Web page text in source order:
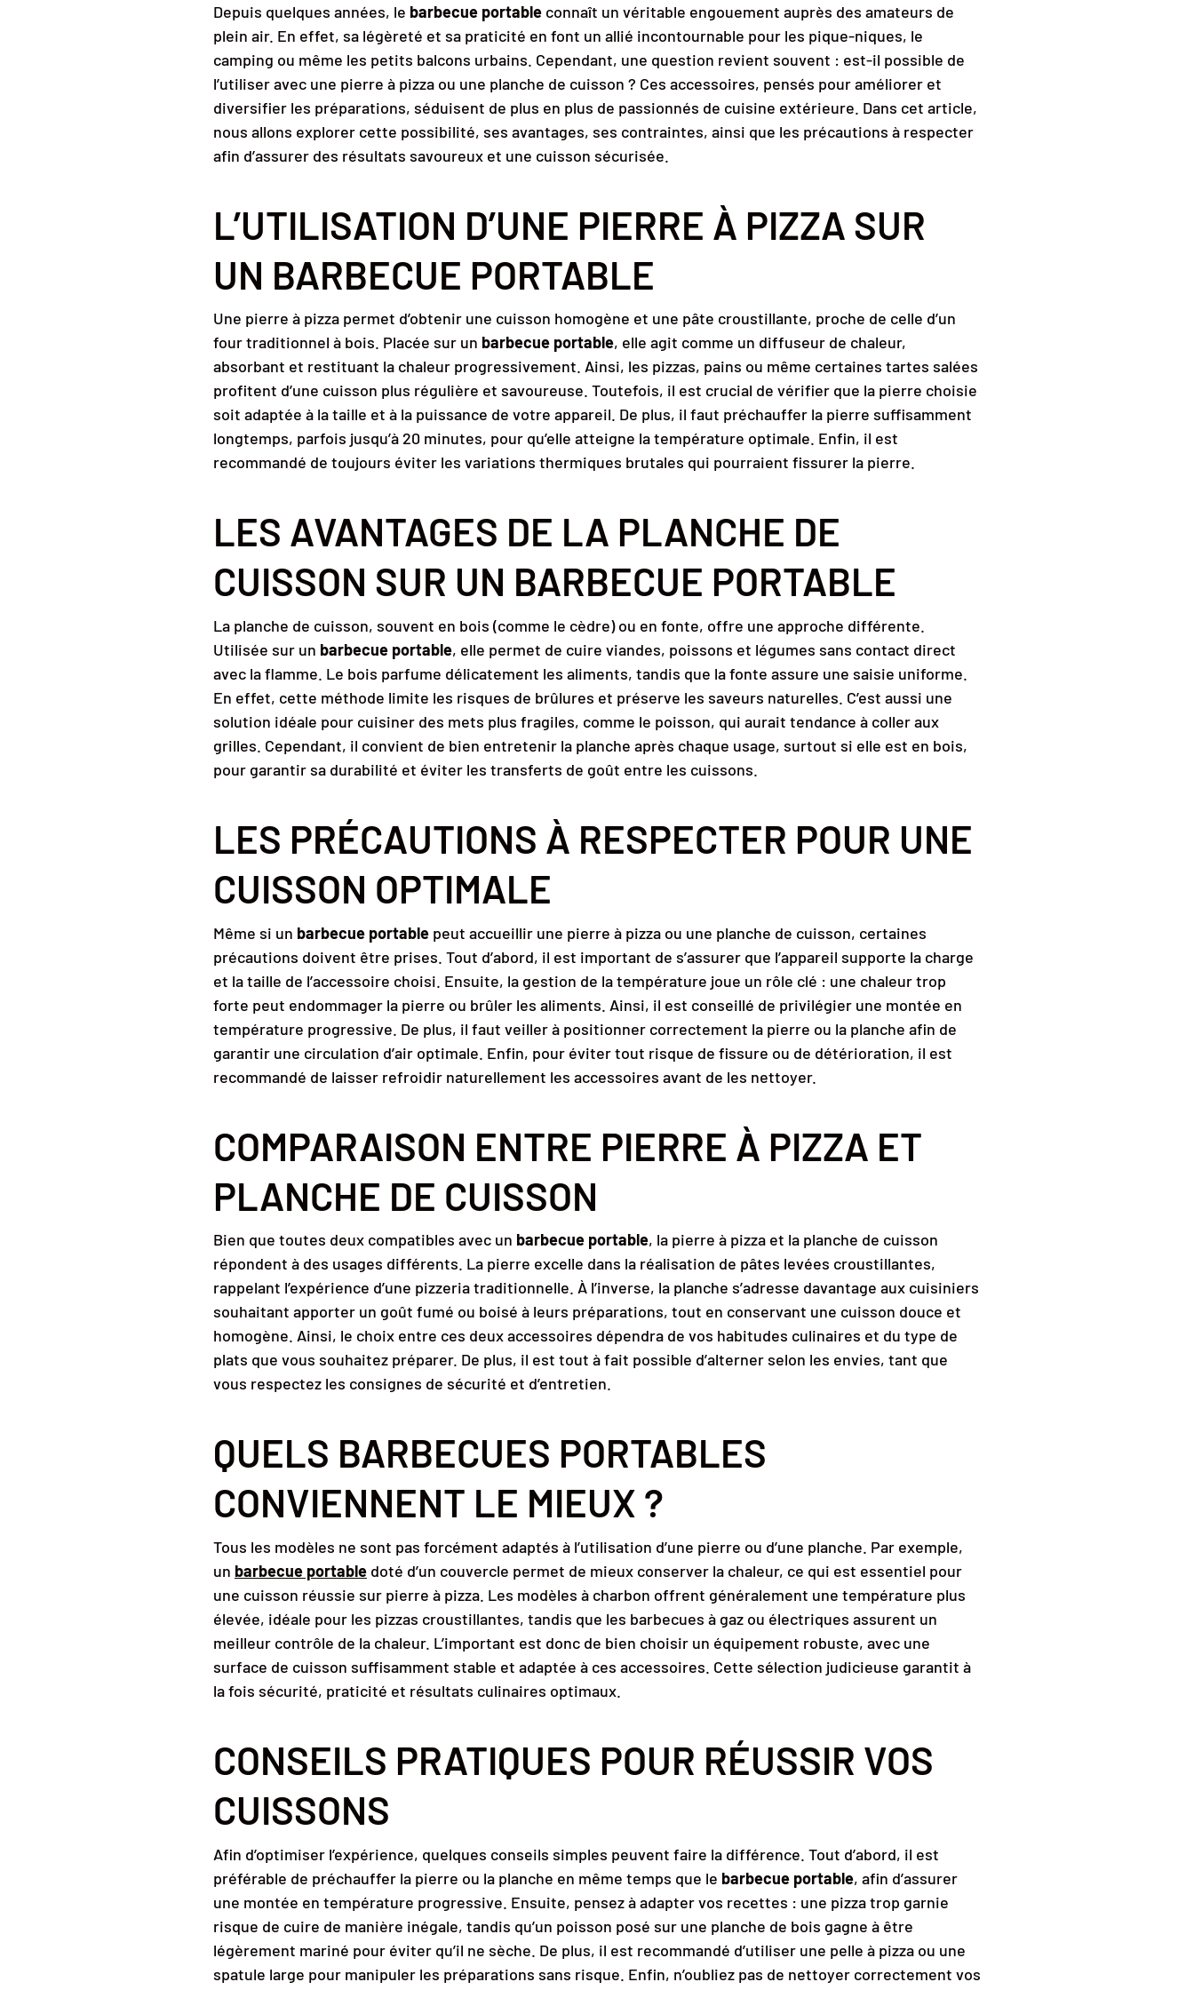
Depuis quelques années, le barbecue portable connaît un véritable engouement auprès des amateurs de
plein air. En effet, sa légèreté et sa praticité en font un allié incontournable pour les pique-niques, le
camping ou même les petits balcons urbains. Cependant, une question revient souvent : est-il possible de
l’utiliser avec une pierre à pizza ou une planche de cuisson ? Ces accessoires, pensés pour améliorer et
diversifier les préparations, séduisent de plus en plus de passionnés de cuisine extérieure. Dans cet article,
nous allons explorer cette possibilité, ses avantages, ses contraintes, ainsi que les précautions à respecter
afin d’assurer des résultats savoureux et une cuisson sécurisée.
L’UTILISATION D’UNE PIERRE À PIZZA SUR
UN BARBECUE PORTABLE
Une pierre à pizza permet d’obtenir une cuisson homogène et une pâte croustillante, proche de celle d’un
four traditionnel à bois. Placée sur un barbecue portable, elle agit comme un diffuseur de chaleur,
absorbant et restituant la chaleur progressivement. Ainsi, les pizzas, pains ou même certaines tartes salées
profitent d’une cuisson plus régulière et savoureuse. Toutefois, il est crucial de vérifier que la pierre choisie
soit adaptée à la taille et à la puissance de votre appareil. De plus, il faut préchauffer la pierre suffisamment
longtemps, parfois jusqu’à 20 minutes, pour qu’elle atteigne la température optimale. Enfin, il est
recommandé de toujours éviter les variations thermiques brutales qui pourraient fissurer la pierre.
LES AVANTAGES DE LA PLANCHE DE
CUISSON SUR UN BARBECUE PORTABLE
La planche de cuisson, souvent en bois (comme le cèdre) ou en fonte, offre une approche différente.
Utilisée sur un barbecue portable, elle permet de cuire viandes, poissons et légumes sans contact direct
avec la flamme. Le bois parfume délicatement les aliments, tandis que la fonte assure une saisie uniforme.
En effet, cette méthode limite les risques de brûlures et préserve les saveurs naturelles. C’est aussi une
solution idéale pour cuisiner des mets plus fragiles, comme le poisson, qui aurait tendance à coller aux
grilles. Cependant, il convient de bien entretenir la planche après chaque usage, surtout si elle est en bois,
pour garantir sa durabilité et éviter les transferts de goût entre les cuissons.
LES PRÉCAUTIONS À RESPECTER POUR UNE
CUISSON OPTIMALE
Même si un barbecue portable peut accueillir une pierre à pizza ou une planche de cuisson, certaines
précautions doivent être prises. Tout d’abord, il est important de s’assurer que l’appareil supporte la charge
et la taille de l’accessoire choisi. Ensuite, la gestion de la température joue un rôle clé : une chaleur trop
forte peut endommager la pierre ou brûler les aliments. Ainsi, il est conseillé de privilégier une montée en
température progressive. De plus, il faut veiller à positionner correctement la pierre ou la planche afin de
garantir une circulation d’air optimale. Enfin, pour éviter tout risque de fissure ou de détérioration, il est
recommandé de laisser refroidir naturellement les accessoires avant de les nettoyer.
COMPARAISON ENTRE PIERRE À PIZZA ET
PLANCHE DE CUISSON
Bien que toutes deux compatibles avec un barbecue portable, la pierre à pizza et la planche de cuisson
répondent à des usages différents. La pierre excelle dans la réalisation de pâtes levées croustillantes,
rappelant l’expérience d’une pizzeria traditionnelle. À l’inverse, la planche s’adresse davantage aux cuisiniers
souhaitant apporter un goût fumé ou boisé à leurs préparations, tout en conservant une cuisson douce et
homogène. Ainsi, le choix entre ces deux accessoires dépendra de vos habitudes culinaires et du type de
plats que vous souhaitez préparer. De plus, il est tout à fait possible d’alterner selon les envies, tant que
vous respectez les consignes de sécurité et d’entretien.
QUELS BARBECUES PORTABLES
CONVIENNENT LE MIEUX ?
Tous les modèles ne sont pas forcément adaptés à l’utilisation d’une pierre ou d’une planche. Par exemple,
un barbecue portable doté d’un couvercle permet de mieux conserver la chaleur, ce qui est essentiel pour
une cuisson réussie sur pierre à pizza. Les modèles à charbon offrent généralement une température plus
élevée, idéale pour les pizzas croustillantes, tandis que les barbecues à gaz ou électriques assurent un
meilleur contrôle de la chaleur. L’important est donc de bien choisir un équipement robuste, avec une
surface de cuisson suffisamment stable et adaptée à ces accessoires. Cette sélection judicieuse garantit à
la fois sécurité, praticité et résultats culinaires optimaux.
CONSEILS PRATIQUES POUR RÉUSSIR VOS
CUISSONS
Afin d’optimiser l’expérience, quelques conseils simples peuvent faire la différence. Tout d’abord, il est
préférable de préchauffer la pierre ou la planche en même temps que le barbecue portable, afin d’assurer
une montée en température progressive. Ensuite, pensez à adapter vos recettes : une pizza trop garnie
risque de cuire de manière inégale, tandis qu’un poisson posé sur une planche de bois gagne à être
légèrement mariné pour éviter qu’il ne sèche. De plus, il est recommandé d’utiliser une pelle à pizza ou une
spatule large pour manipuler les préparations sans risque. Enfin, n’oubliez pas de nettoyer correctement vos